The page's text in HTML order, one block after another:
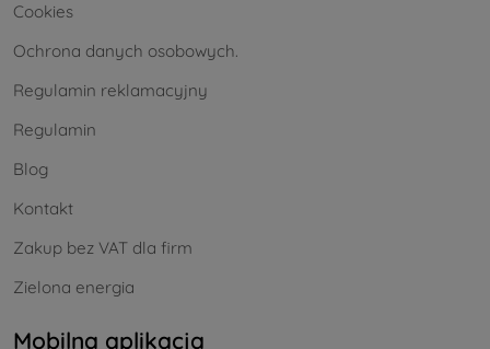
Cookies
Ochrona danych osobowych.
Regulamin reklamacyjny
Regulamin
Blog
Kontakt
Zakup bez VAT dla firm
Zielona energia
Mobilna aplikacja